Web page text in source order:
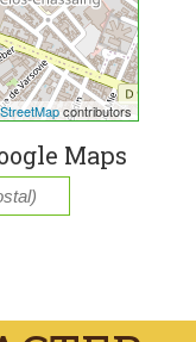
contributors
Maps